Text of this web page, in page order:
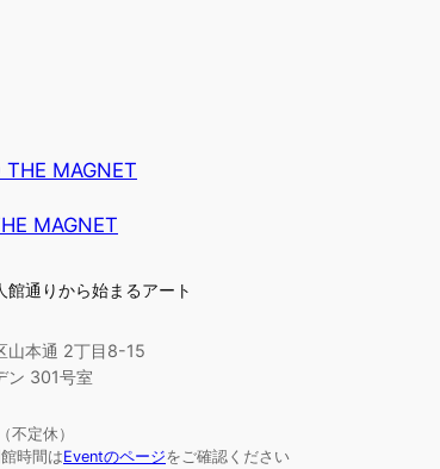
MAGNET
館通りから始まるアート
山本通 2丁目8-15
ン 301号室
不定休）
時間はEventのページをご確認ください